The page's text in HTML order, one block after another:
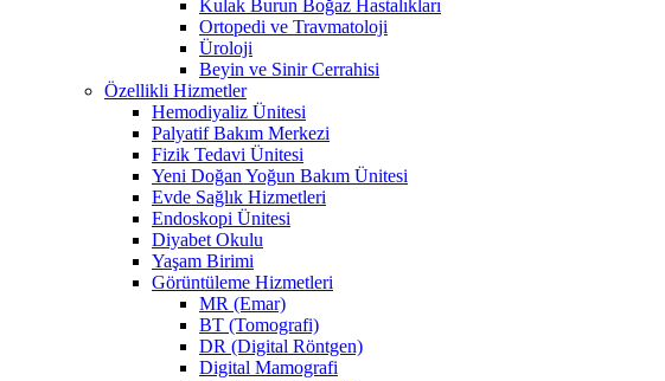
Kulak Burun Boğaz Hastalıkları
Ortopedi ve Travmatoloji
Üroloji
Beyin ve Sinir Cerrahisi
Özellikli Hizmetler
Hemodiyaliz Ünitesi
Palyatif Bakım Merkezi
Fizik Tedavi Ünitesi
Yeni Doğan Yoğun Bakım Ünitesi
Evde Sağlık Hizmetleri
Endoskopi Ünitesi
Diyabet Okulu
Yaşam Birimi
Görüntüleme Hizmetleri
MR (Emar)
BT (Tomografi)
DR (Digital Röntgen)
Digital Mamografi